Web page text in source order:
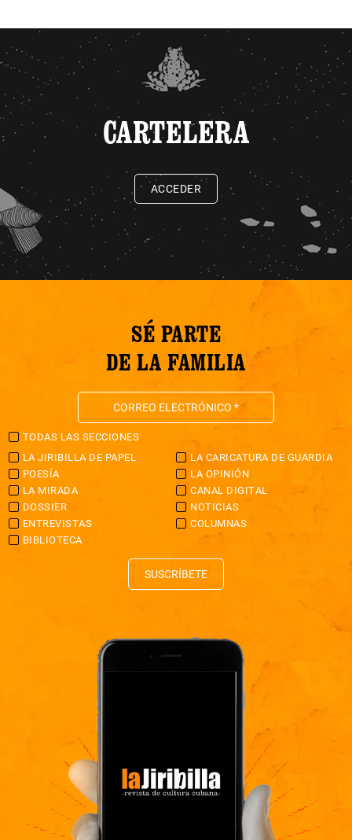
CARTELERA
ACCEDER
SÉ PARTE
DE LA FAMILIA
TODAS LAS SECCIONES
LA JIRIBILLA DE PAPEL
LA CARICATURA DE GUARDIA
POESÍA
LA OPINIÓN
LA MIRADA
CANAL DIGITAL
DOSSIER
NOTICIAS
ENTREVISTAS
COLUMNAS
BIBLIOTECA
SUSCRÍBETE